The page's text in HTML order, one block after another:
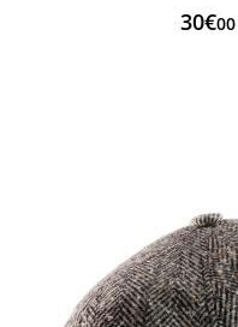
30€00